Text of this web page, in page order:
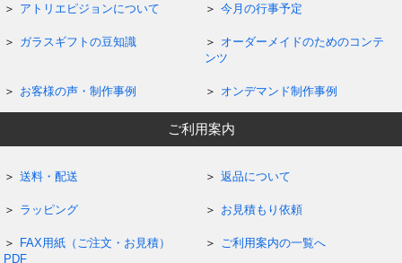
アトリエピジョンについて 今月の行事予定
ガラスギフトの豆知識
オーダーメイドのためのコンテ
ンツ
お客様の声・制作事例 オンデマンド制作事例
ご利用案内
送料・配送 返品について
ラッピング お見積もり依頼
FAX用紙（ご注文・お見積）
PDF
ご利用案内の一覧へ